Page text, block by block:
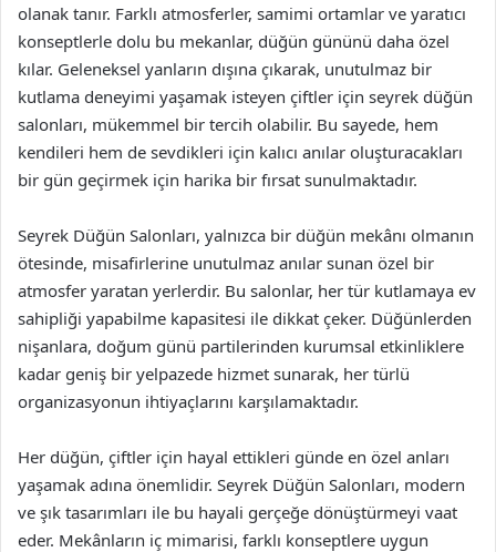
olanak tanır. Farklı atmosferler, samimi ortamlar ve yaratıcı
konseptlerle dolu bu mekanlar, düğün gününü daha özel
kılar. Geleneksel yanların dışına çıkarak, unutulmaz bir
kutlama deneyimi yaşamak isteyen çiftler için seyrek düğün
salonları, mükemmel bir tercih olabilir. Bu sayede, hem
kendileri hem de sevdikleri için kalıcı anılar oluşturacakları
bir gün geçirmek için harika bir fırsat sunulmaktadır.
Seyrek Düğün Salonları, yalnızca bir düğün mekânı olmanın
ötesinde, misafirlerine unutulmaz anılar sunan özel bir
atmosfer yaratan yerlerdir. Bu salonlar, her tür kutlamaya ev
sahipliği yapabilme kapasitesi ile dikkat çeker. Düğünlerden
nişanlara, doğum günü partilerinden kurumsal etkinliklere
kadar geniş bir yelpazede hizmet sunarak, her türlü
organizasyonun ihtiyaçlarını karşılamaktadır.
Her düğün, çiftler için hayal ettikleri günde en özel anları
yaşamak adına önemlidir. Seyrek Düğün Salonları, modern
ve şık tasarımları ile bu hayali gerçeğe dönüştürmeyi vaat
eder. Mekânların iç mimarisi, farklı konseptlere uygun